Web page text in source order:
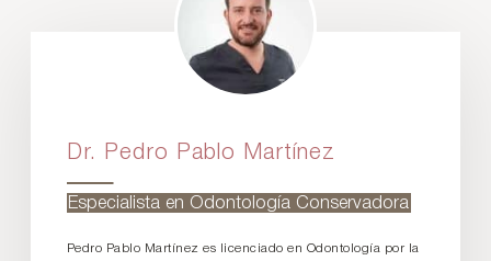
Dr. Pedro Pablo Martínez
Especialista en Odontología Conservadora
Pedro Pablo Martínez es licenciado en Odontología por la